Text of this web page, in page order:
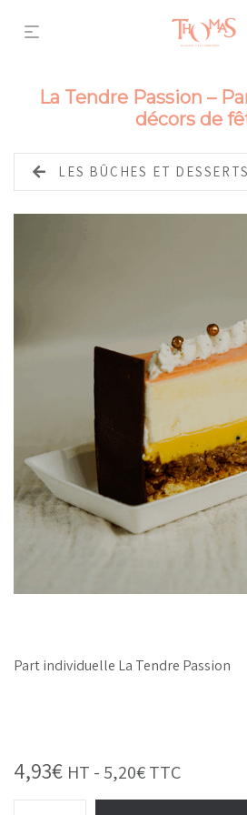
La Tendre Passion –
décors de
LES BÛCHES ET DESSERTS
Part individuelle La Tendre Passion
4,93€ HT - 5,20€TTC